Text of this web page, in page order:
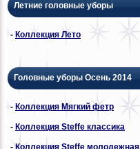
Летние головные уборы
- Коллекция Лето
Головные уборы Осень 2014
- Коллекция Мягкий фетр
- Коллекция Steffe классика
-Коллекция Steffe молодежная